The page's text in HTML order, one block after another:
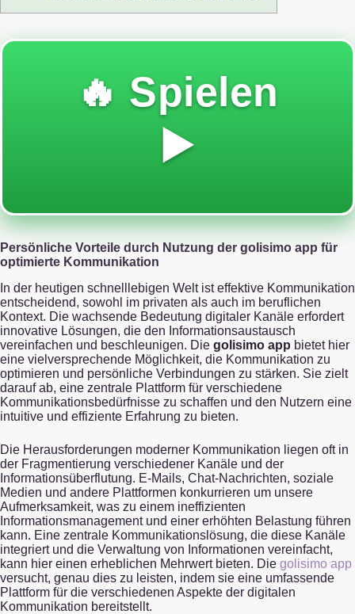
🔥 Spielen
▶️
Persönliche Vorteile durch Nutzung der golisimo app für
optimierte Kommunikation
In der heutigen schnelllebigen Welt ist effektive Kommunikation
entscheidend, sowohl im privaten als auch im beruflichen
Kontext. Die wachsende Bedeutung digitaler Kanäle erfordert
innovative Lösungen, die den Informationsaustausch
vereinfachen und beschleunigen. Die golisimo app bietet hier
eine vielversprechende Möglichkeit, die Kommunikation zu
optimieren und persönliche Verbindungen zu stärken. Sie zielt
darauf ab, eine zentrale Plattform für verschiedene
Kommunikationsbedürfnisse zu schaffen und den Nutzern eine
intuitive und effiziente Erfahrung zu bieten.
Die Herausforderungen moderner Kommunikation liegen oft in
der Fragmentierung verschiedener Kanäle und der
Informationsüberflutung. E-Mails, Chat-Nachrichten, soziale
Medien und andere Plattformen konkurrieren um unsere
Aufmerksamkeit, was zu einem ineffizienten
Informationsmanagement und einer erhöhten Belastung führen
kann. Eine zentrale Kommunikationslösung, die diese Kanäle
integriert und die Verwaltung von Informationen vereinfacht,
kann hier einen erheblichen Mehrwert bieten. Die golisimo app
versucht, genau dies zu leisten, indem sie eine umfassende
Plattform für die verschiedenen Aspekte der digitalen
Kommunikation bereitstellt.